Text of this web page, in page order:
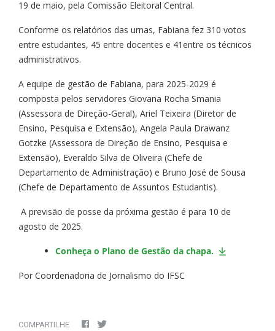
19 de maio, pela Comissão Eleitoral Central.
Conforme os relatórios das urnas, Fabiana fez 310 votos
entre estudantes, 45 entre docentes e 41entre os técnicos
administrativos.
A equipe de gestão de Fabiana, para 2025-2029 é
composta pelos servidores Giovana Rocha Smania
(Assessora de Direção-Geral), Ariel Teixeira (Diretor de
Ensino, Pesquisa e Extensão), Angela Paula Drawanz
Gotzke (Assessora de Direção de Ensino, Pesquisa e
Extensão), Everaldo Silva de Oliveira (Chefe de
Departamento de Administração) e Bruno José de Sousa
(Chefe de Departamento de Assuntos Estudantis).
A previsão de posse da próxima gestão é para 10 de
agosto de 2025.
Conheça o Plano de Gestão da chapa.
Por Coordenadoria de Jornalismo do IFSC
COMPARTILHE